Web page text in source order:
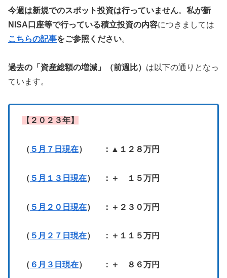
今週は新規でのスポット投資は行っていません。 私が新
NISA口座等で行っている積立投資の内容につきましては
こちらの記事をご参照ください。
過去の「資産総額の増減」（前週比） は以下の通りとなっ
ています。
【２０２３年】
（ ５月７日現在） ：▲１２８万円
（ ５月１３日現在） ：＋ １５万円
（ ５月２０日現在） ：＋２３０万円
（ ５月２７日現在） ：＋１１５万円
（ ６月３日現在） ：＋ ８６万円